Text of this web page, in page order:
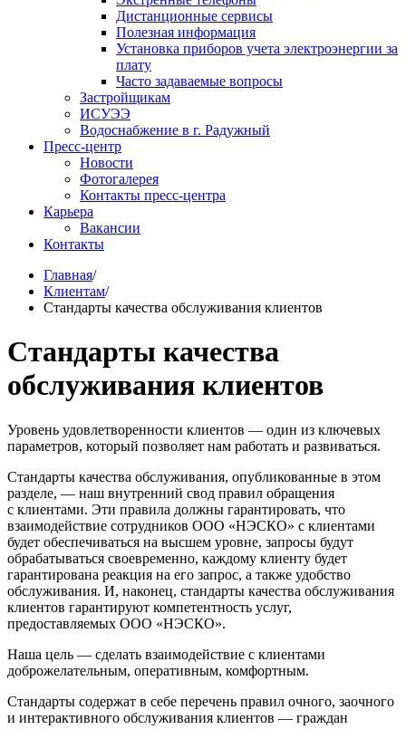
Дистанционные сервисы
Полезная информация
Установка приборов учета электроэнергии за
плату
Часто задаваемые вопросы
Застройщикам
ИСУЭЭ
Водоснабжение в г. Радужный
Пресс-центр
Новости
Фотогалерея
Контакты пресс-центра
Карьера
Вакансии
Контакты
Главная/
Клиентам/
Стандарты качества обслуживания клиентов
Стандарты качества
обслуживания клиентов
Уровень удовлетворенности клиентов — один из ключевых
параметров, который позволяет нам работать и развиваться.
Стандарты качества обслуживания, опубликованные в этом
разделе, — наш внутренний свод правил обращения
с клиентами. Эти правила должны гарантировать, что
взаимодействие сотрудников ООО «НЭСКО» с клиентами
будет обеспечиваться на высшем уровне, запросы будут
обрабатываться своевременно, каждому клиенту будет
гарантирована реакция на его запрос, а также удобство
обслуживания. И, наконец, стандарты качества обслуживания
клиентов гарантируют компетентность услуг,
предоставляемых ООО «НЭСКО».
Наша цель — сделать взаимодействие с клиентами
доброжелательным, оперативным, комфортным.
Стандарты содержат в себе перечень правил очного, заочного
и интерактивного обслуживания клиентов — граждан